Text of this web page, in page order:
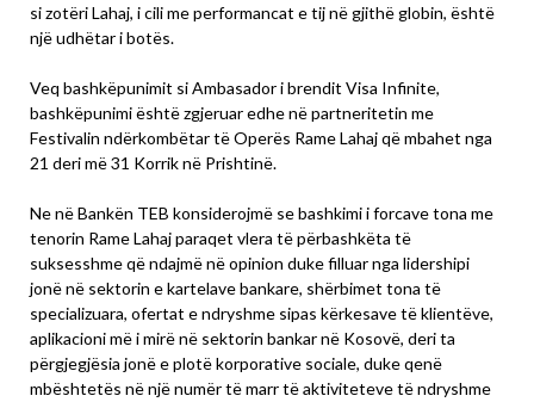
si zotëri Lahaj, i cili me performancat e tij në gjithë globin, është
një udhëtar i botës.
Veq bashkëpunimit si Ambasador i brendit Visa Infinite,
bashkëpunimi është zgjeruar edhe në partneritetin me
Festivalin ndërkombëtar të Operës Rame Lahaj që mbahet nga
21 deri më 31 Korrik në Prishtinë.
Ne në Bankën TEB konsiderojmë se bashkimi i forcave tona me
tenorin Rame Lahaj paraqet vlera të përbashkëta të
suksesshme që ndajmë në opinion duke filluar nga lidershipi
jonë në sektorin e kartelave bankare, shërbimet tona të
specializuara, ofertat e ndryshme sipas kërkesave të klientëve,
aplikacioni më i mirë në sektorin bankar në Kosovë, deri ta
përgjegjësia jonë e plotë korporative sociale, duke qenë
mbështetës në një numër të marr të aktiviteteve të ndryshme